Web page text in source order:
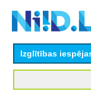
Izglītības